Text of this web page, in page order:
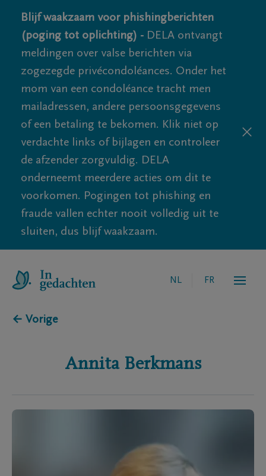
Blijf waakzaam voor phishingberichten
(poging tot oplichting) - DELA ontvangt
meldingen over valse berichten via
zogezegde privécondoléances. Onder het
mom van een condoléance tracht men
mailadressen, andere persoonsgegevens
of een betaling te bekomen. Klik niet op
verdachte links of bijlagen en controleer
de afzender zorgvuldig. DELA
onderneemt meerdere acties om dit te
voorkomen. Pogingen tot phishing en
fraude vallen echter nooit volledig uit te
sluiten, dus blijf waakzaam.
NL FR
← Vorige
Annita Berkmans